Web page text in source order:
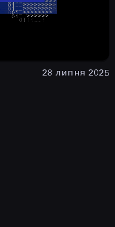
28 липня 2025